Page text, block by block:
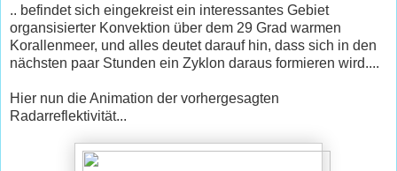
.. befindet sich eingekreist ein interessantes Gebiet
organsisierter Konvektion über dem 29 Grad warmen
Korallenmeer, und alles deutet darauf hin, dass sich in den
nächsten paar Stunden ein Zyklon daraus formieren wird....
Hier nun die Animation der vorhergesagten
Radarreflektivität...